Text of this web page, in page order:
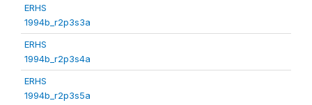
ERHS
1994b_r2p3s3a
ERHS
1994b_r2p3s4a
ERHS
1994b_r2p3s5a